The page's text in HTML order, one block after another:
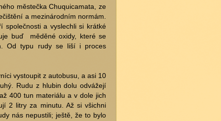
městečka Chuquicamata, ze
a mezinárodním normám.
společnosti a vyslechli si krátké
buď měděné oxidy, které se
Od typu rudy se liší i proces
vystoupit z autobusu, a asi 10
Rudu z hlubin dolu odvážejí
400 tun materiálu a v dole jich
2 litry za minutu. Až si všichni
nás nepustili; ještě, že to bylo